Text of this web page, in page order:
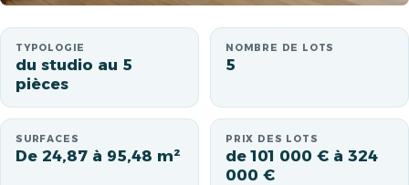
TYPOLOGIE
du studio au 5
pièces
NOMBRE DE LOTS
5
SURFACES
De 24,87 à 95,48 m²
PRIX DES LOTS
de 101 000 € à 324
000 €